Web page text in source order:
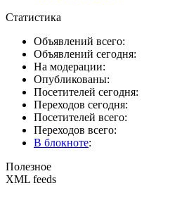
Статистика
Объявлений всего:
Объявлений сегодня:
На модерации:
Опубликованы:
Посетителей сегодня:
Переходов сегодня:
Посетителей всего:
Переходов всего:
В блокноте:
Полезное
XML feeds